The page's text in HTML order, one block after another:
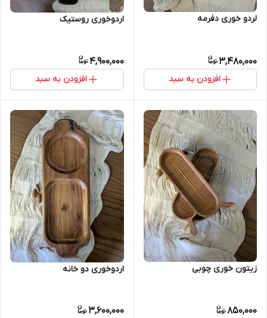
لردو خوری دفرمه
3,480,000
افزودن به سبد
اردوخوری روستیک
4,900,000
افزودن به سبد
زیتون خوری چوبی
850,000
اردوخوری دو خانه
3,600,000